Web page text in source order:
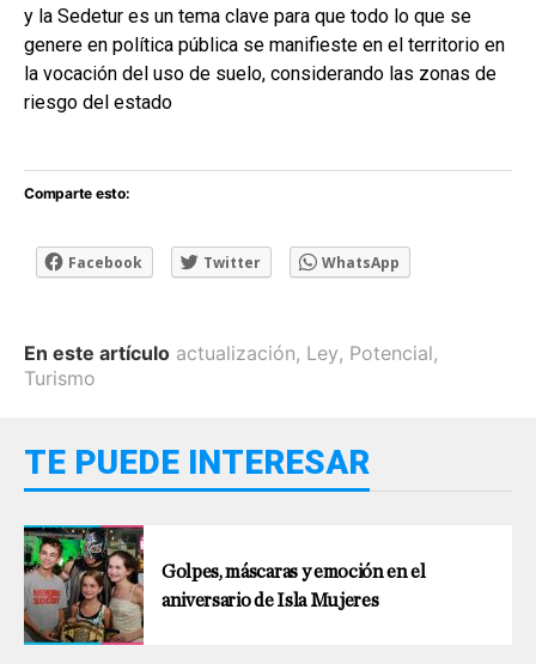
y la Sedetur es un tema clave para que todo lo que se
genere en política pública se manifieste en el territorio en
la vocación del uso de suelo, considerando las zonas de
riesgo del estado
Comparte esto:
Facebook Twitter WhatsApp
En este artículo actualización, Ley, Potencial,
Turismo
TE PUEDE INTERESAR
Golpes, máscaras y emoción en el
aniversario de Isla Mujeres